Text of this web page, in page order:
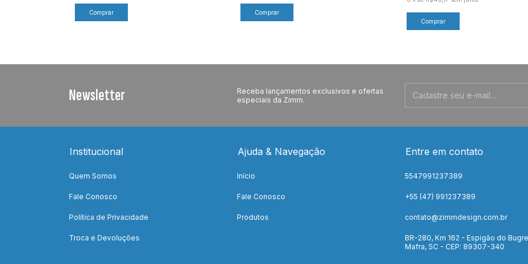
Newsletter
Receba lançamentos exclusivos e ofertas
especiais da Zimm.
Institucional
Quem Somos
Fale Conosco
Política de Privacidade
Troca e Devoluções
Ajuda & Navegação
Início
Fale Conosco
Produtos
Entre em contato
5547991237389
+55 (47) 991237389
contato@zimmdesign.com.br
BR-280, Km 162 - Espigão do
Mafra, SC - CEP: 89307-340